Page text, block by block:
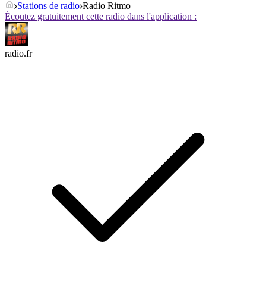
Stations de radio Radio Ritmo
Écoutez gratuitement cette radio dans l'application :
radio.fr